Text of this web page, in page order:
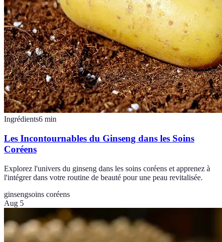
Ingrédients6 min
Les Incontournables du Ginseng dans les Soins
Coréens
Explorez l'univers du ginseng dans les soins coréens et apprenez à
l'intégrer dans votre routine de beauté pour une peau revitalisée.
ginsengsoins coréens
Aug 5